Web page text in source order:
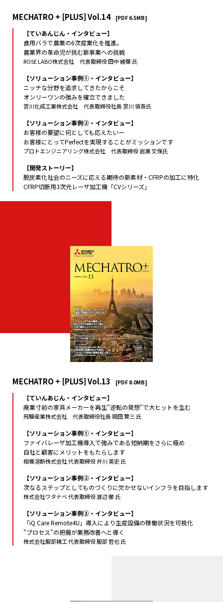
MECHATRO + [PLUS] Vol.14 [PDF 6.5MB]
【ていあんじん・インタビュー】
食用バラで農業の6次産業化を推進。
農業界の革命児が挑む新事業への挑戦
ROSE LABO株式会社 代表取締役 田中 綾華 氏
【ソリューション事例①・インタビュー】
ニッチな分野を追求してきたからこそ
オンリーワンの強みを確立できました
宮川化成工業株式会社 代表取締役社長 宮川 愼吾氏
【ソリューション事例②・インタビュー】
お客様の要望に何としても応えたいー
お客様にとってPerfectを実現することがミッションです
プロトエンジニアリング株式会社 代表取締役 岩瀬 文保氏
【開発ストーリー】
脱炭素化社会のニーズに応える期待の新素材・CFRPの加工に特化
CFRP切断用3次元レーザ加工機「CVシリーズ」
MECHATRO + [PLUS] Vol.13 [PDF 8.0MB]
【ていんあじん・インタビュー】
廃業寸前の家具メーカーを再生"逆転の発想"で大ヒットを生む
飛驒産業株式会社 代表取締役社長 岡田 贊三 氏
【ソリューション事例①・インタビュー】
ファイバレーザ加工機導入で強みである短納期をさらに極め
自社と顧客にメリットをもたらします
相模溶断株式会社 代表取締役 井川 英史 氏
【ソリューション事例②・インタビュー】
次なるステップとしてものづくりに欠かせないインフラを目指します
株式会社ワタナベ 代表取締役 渡辺 徹 氏
【ソリューション事例③・インタビュー】
「iQ Care Remote4U」導入により生産設備の稼働状況を可視化
"プロセス"の把握が業務改善へと導く
株式会社服部精工 代表取締役 服部 哲也 氏